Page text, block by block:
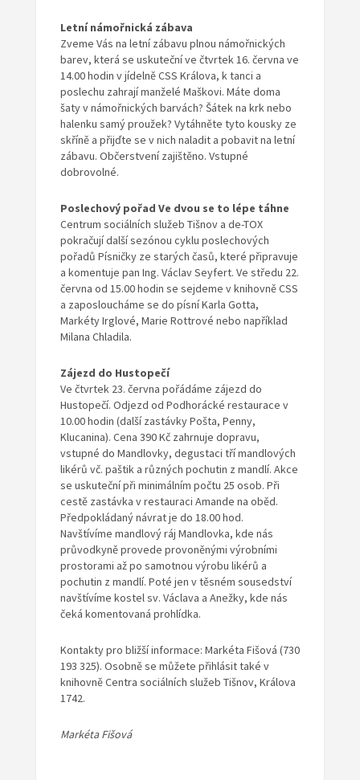
Letní námořnická zábava
Zveme Vás na letní zábavu plnou námořnických
barev, která se uskuteční ve čtvrtek 16. června ve
14.00 hodin v jídelně CSS Králova, k tanci a
poslechu zahrají manželé Maškovi. Máte doma
šaty v námořnických barvách? Šátek na krk nebo
halenku samý proužek? Vytáhněte tyto kousky ze
skříně a přijďte se v nich naladit a pobavit na letní
zábavu. Občerstvení zajištěno. Vstupné
dobrovolné.
Poslechový pořad Ve dvou se to lépe táhne
Centrum sociálních služeb Tišnov a de-TOX
pokračují další sezónou cyklu poslechových
pořadů Písničky ze starých časů, které připravuje
a komentuje pan Ing. Václav Seyfert. Ve středu 22.
června od 15.00 hodin se sejdeme v knihovně CSS
a zaposloucháme se do písní Karla Gotta,
Markéty Irglové, Marie Rottrové nebo například
Milana Chladila.
Zájezd do Hustopečí
Ve čtvrtek 23. června pořádáme zájezd do
Hustopečí. Odjezd od Podhorácké restaurace v
10.00 hodin (další zastávky Pošta, Penny,
Klucanina). Cena 390 Kč zahrnuje dopravu,
vstupné do Mandlovky, degustaci tří mandlových
likérů vč. paštik a různých pochutin z mandlí. Akce
se uskuteční při minimálním počtu 25 osob. Při
cestě zastávka v restauraci Amande na oběd.
Předpokládaný návrat je do 18.00 hod.
Navštívíme mandlový ráj Mandlovka, kde nás
průvodkyně provede provoněnými výrobními
prostorami až po samotnou výrobu likérů a
pochutin z mandlí. Poté jen v těsném sousedství
navštívíme kostel sv. Václava a Anežky, kde nás
čeká komentovaná prohlídka.
Kontakty pro bližší informace: Markéta Fišová (730
193 325). Osobně se můžete přihlásit také v
knihovně Centra sociálních služeb Tišnov, Králova
1742.
Markéta Fišová